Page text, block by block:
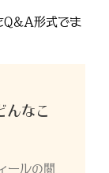
Q&A形式でま
んなこ
ールの閲